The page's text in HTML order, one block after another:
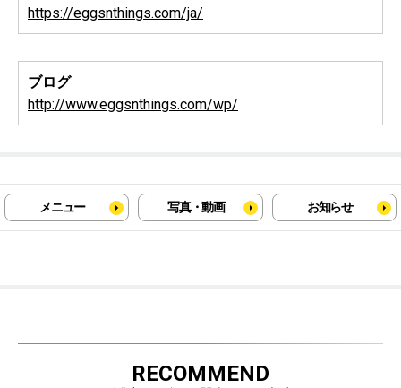
https://eggsnthings.com/ja/
ブログ
http://www.eggsnthings.com/wp/
メニュー 写真・動画 お知らせ
RECOMMEND